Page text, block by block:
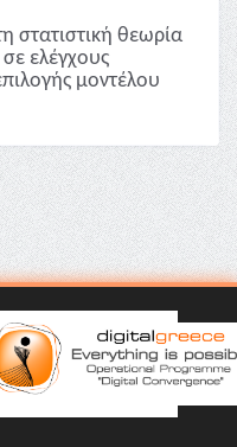
στατιστική θεωρία
ελέγχους
μοντέλου